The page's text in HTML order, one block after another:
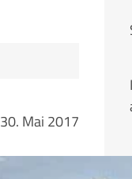
30. Mai 2017